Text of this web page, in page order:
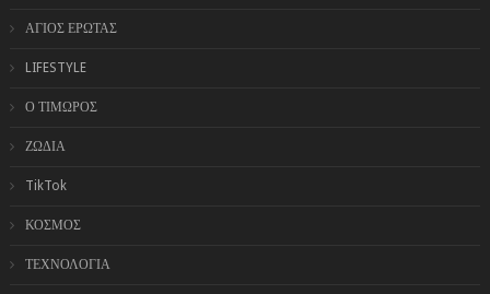
ΑΓΙΟΣ ΕΡΩΤΑΣ
LIFESTYLE
Ο ΤΙΜΩΡΟΣ
ΖΩΔΙΑ
TikTok
ΚΟΣΜΟΣ
ΤΕΧΝΟΛΟΓΙΑ